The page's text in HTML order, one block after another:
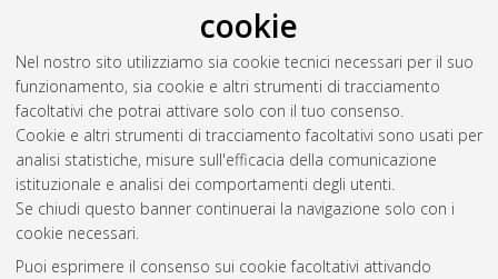
cookie
Nel nostro sito utilizziamo sia cookie tecnici necessari per il suo
funzionamento, sia cookie e altri strumenti di tracciamento
facoltativi che potrai attivare solo con il tuo consenso.
Cookie e altri strumenti di tracciamento facoltativi sono usati per
analisi statistiche, misure sull'efficacia della comunicazione
istituzionale e analisi dei comportamenti degli utenti.
Se chiudi questo banner continuerai la navigazione solo con i
cookie necessari.
Puoi esprimere il consenso sui cookie facoltativi attivando
Seleziona un valore dall'elenco sottostante.
2026(2)
2019(2)
2017 (1)
2016(1)
Atom
Rss 1.0